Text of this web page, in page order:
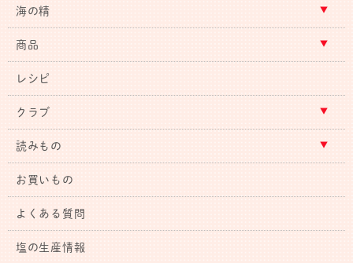
海の精
商品
レシピ
クラブ
読みもの
お買いもの
よくある質問
塩の生産情報